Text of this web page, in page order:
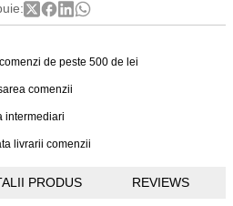
de peste 500 de lei
comenzii
intermediari
livrarii comenzii
PRODUS REVIEWS